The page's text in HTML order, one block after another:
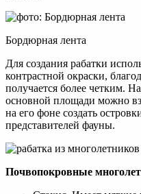
Бордюрная лента
Для создания рабатки
контрастной окраски,
получается более четким.
основной площади можно
на его фоне создать
представителей фауны.
Почвопокровные